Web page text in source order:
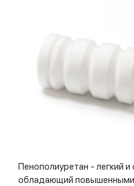
Пенополиуретан - легкий
обладающий